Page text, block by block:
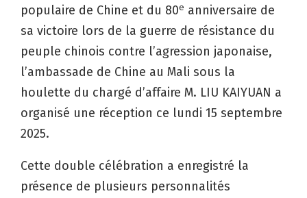
populaire de Chine et du 80e anniversaire de
sa victoire lors de la guerre de résistance du
peuple chinois contre l’agression japonaise,
l’ambassade de Chine au Mali sous la
houlette du chargé d’affaire M. LIU KAIYUAN a
organisé une réception ce lundi 15 septembre
2025.
Cette double célébration a enregistré la
présence de plusieurs personnalités